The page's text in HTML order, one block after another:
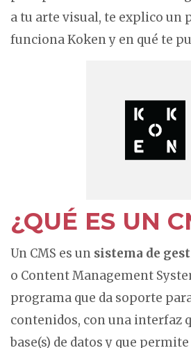
a tu arte visual, te explico un
funciona Koken y en qué te
¿QUÉ ES UN
Un CMS es un sistema de
o Content Management
programa que da soporte
contenidos, con una interfaz
base(s) de datos y que